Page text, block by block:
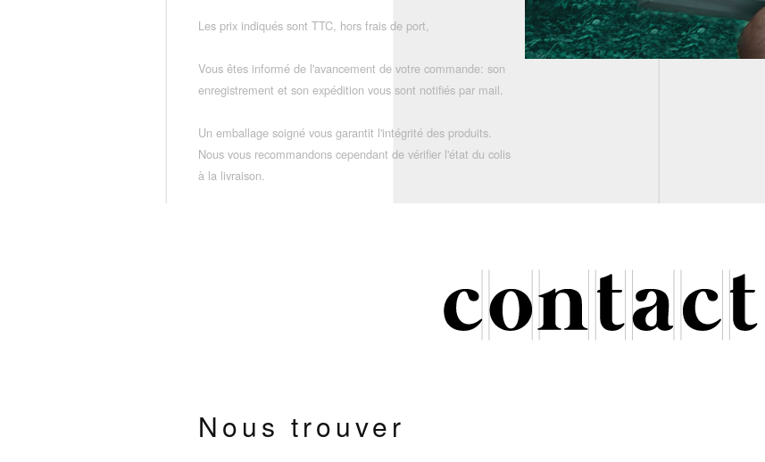
Les prix indiqués sont TTC, hors frais de port,
Vous êtes informé de l'avancement de votre commande: son
enregistrement et son expédition vous sont notifiés par mail.
Un emballage soigné vous garantit l'intégrité des produits.
Nous vous recommandons cependant de vérifier l'état du colis
à la livraison.
Nous trouver